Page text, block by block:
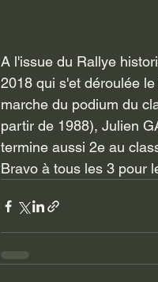
A l'issue du Rallye
2018 qui s'et déroulée
marche du podium du
partir de 1988), Julien
termine aussi 2e au
Bravo à tous les 3 pour